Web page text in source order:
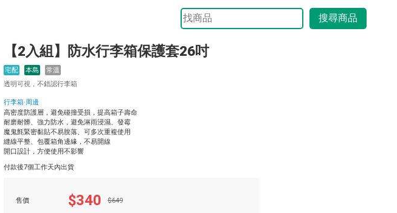
搜尋商品
【2入組】防水行李箱保護套26吋
宅配 本島 常溫
透明可視，不錯認行李箱
行李箱·周邊
高密度防護層，避免碰撞受損，提高箱子壽命
耐磨耐髒、強力防水，避免淋雨浸濕、發霉
魔鬼氈緊密黏貼不易脫落、可多次重複使用
縫線平整、包覆箱角邊緣，不易開線
開口設計，方便使用不影響
付款後7個工作天內出貨
售價 $340 $649